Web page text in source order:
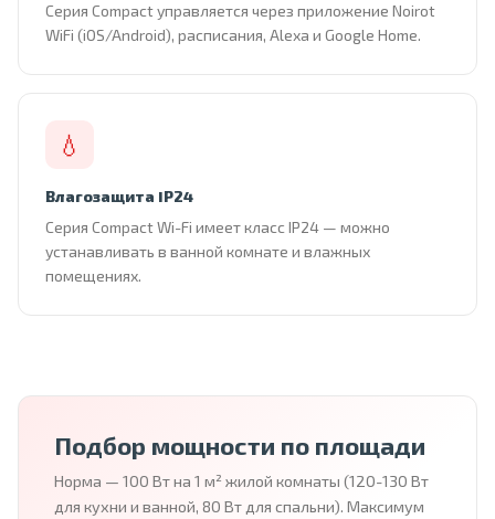
Серия Compact управляется через приложение Noirot
WiFi (iOS/Android), расписания, Alexa и Google Home.
💧
Влагозащита IP24
Серия Compact Wi-Fi имеет класс IP24 — можно
устанавливать в ванной комнате и влажных
помещениях.
Подбор мощности по площади
Норма — 100 Вт на 1 м² жилой комнаты (120-130 Вт
для кухни и ванной, 80 Вт для спальни). Максимум